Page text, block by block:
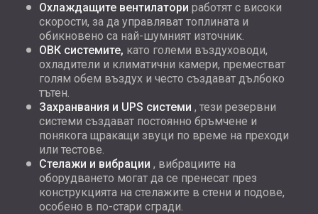
Охлаждащите вентилатори работят с високи
скорости, за да управляват топлината и
обикновено са най-шумният източник.
ОВК системите, като големи въздуховоди,
охладители и климатични камери, преместват
голям обем въздух и често създават дълбоко
тътен.
Захранвания и UPS системи , тези резервни
системи създават постоянно бръмчене и
понякога щракащи звуци по време на преходи
или тестове.
Стелажи и вибрации , вибрациите на
оборудването могат да се пренесат през
конструкцията на стелажите в стени и подове,
особено в по-стари сгради.